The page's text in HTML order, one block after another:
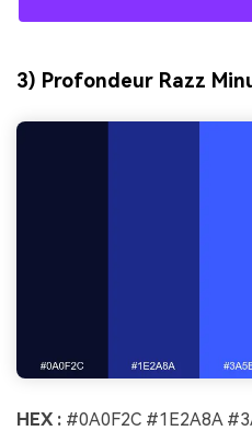
3) Profondeur Razz
HEX : #0A0F2C #1E2A8A